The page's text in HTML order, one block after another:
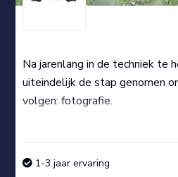
Na jarenlang in de techniek te
uiteindelijk de stap genomen
volgen: fotografie.
1-3 jaar ervaring